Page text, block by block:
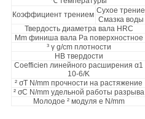
Коэффициент трением Сухое трение
Смазка воды
Твердость диаметра вала HRC
Μm финиша вала Ра поверхностное
³ γ g/cm плотности
HB твердости
Coefficien линейного расширения α1
10-6/K
² σT N/mm прочности на растяжение
² σC N/mm удельной работы разрыва
Молодое ² модуля e N/mm